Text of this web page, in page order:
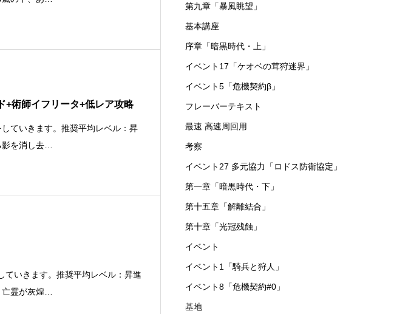
+術師イフリータ+低レア攻略
ていきます。推奨平均レベル：昇
を消し去…
ていきます。推奨平均レベル：昇進
霊が灰煌…
第九章「暴風眺望」
基本講座
序章「暗黒時代・上」
イベント17「ケオベの茸狩迷界」
イベント5「危機契約β」
フレーバーテキスト
最速 高速周回用
考察
イベント27 多元協力「ロドス防衛協定」
第一章「暗黒時代・下」
第十五章「解離結合」
第十章「光冠残蝕」
イベント
イベント1「騎兵と狩人」
イベント8「危機契約#0」
基地